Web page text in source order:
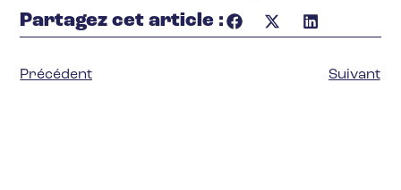
Partagez cet article :
Précédent Suivant